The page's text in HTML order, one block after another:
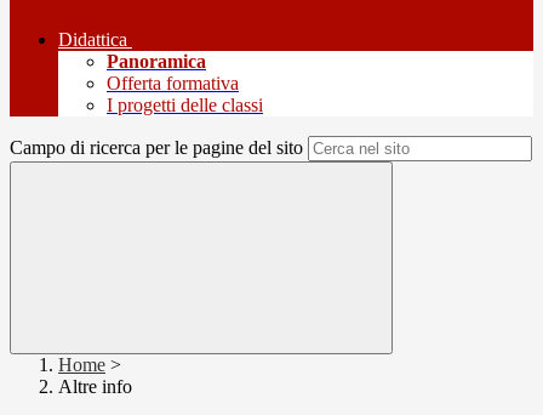
Didattica
Panoramica
Offerta formativa
I progetti delle classi
Campo di ricerca per le pagine del sito
Home >
Altre info